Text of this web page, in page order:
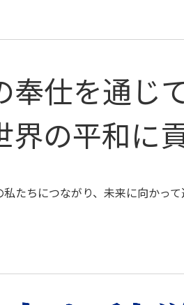
仕を通じて
の平和に
ちにつながり、未来に向かって